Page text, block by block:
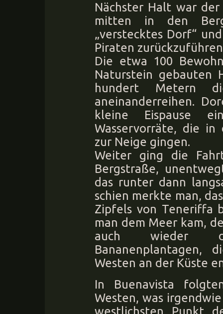
Nächster Halt war
mitten in den
„verstecktes Dorf“
Piraten
Die etwa 100
Naturstein gebauten
hundert Metern
aneinanderreihen.
kleine Eispause
Wasservorräte, die in
zur Neige gingen.
Weiter ging die
Bergstraße,
das runter dann
schien merkte man,
Zipfels von Teneriffa
man dem Meer kam,
auch wieder
Bananenplantagen,
Westen an der Küste
In Buenavista
Westen, was
westlichsten Punkt